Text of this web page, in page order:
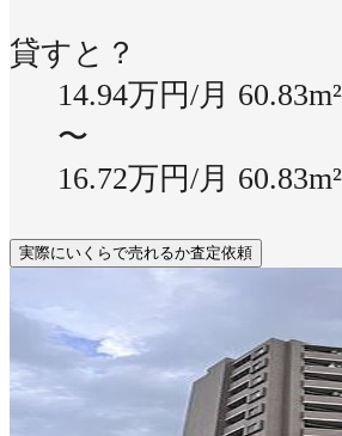
貸すと？
14.94万円/月 60.83m²
〜
16.72万円/月 60.83m²
実際にいくらで売れるか査定依頼